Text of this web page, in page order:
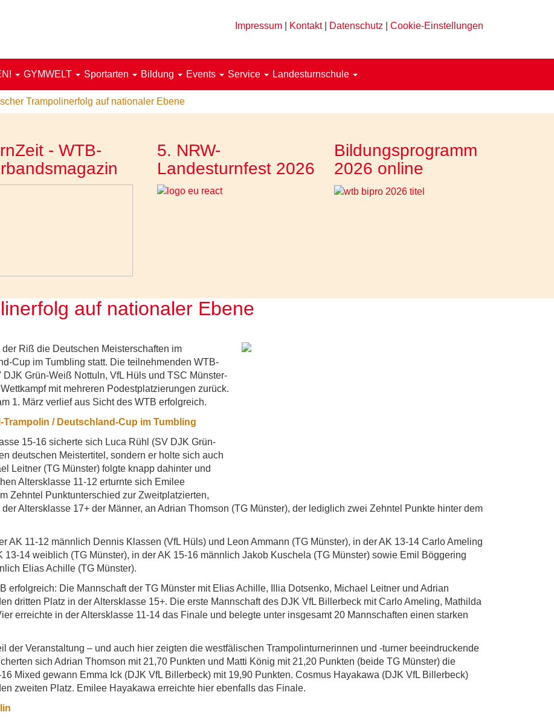
Impressum Kontakt| Datenschutz Cookie-Einstellungen
GYMWELT Sportarten Bildung Events Service Landesturnschule
Trampolinerfolg auf nationaler Ebene
- WTB-
5. NRW-
Landesturnfest 2026
Bildungsprogramm
2026 online
auf nationaler Ebene
Riß die Deutschen Meisterschaften im
Cup im Tumbling statt. Die teilnehmenden WTB-
Grün-Weiß Nottuln, VfL Hüls und TSC Münster-
mit mehreren Podestplatzierungen zurück.
1. März verlief aus Sicht des WTB erfolgreich.
/ Deutschland-Cup im Tumbling
15-16 sicherte sich Luca Rühl (SV DJK Grün-
deutschen Meistertitel, sondern er holte sich auch
Leitner (TG Münster) folgte knapp dahinter und
Altersklasse 11-12 erturnte sich Emilee
Zehntel Punktunterschied zur Zweitplatzierten,
Altersklasse 17+ der Männer, an Adrian Thomson (TG Münster), der lediglich zwei Zehntel Punkte hinter dem
AK 11-12 männlich Dennis Klassen (VfL Hüls) und Leon Ammann (TG Münster), in der AK 13-14 Carlo Ameling
14 weiblich (TG Münster), in der AK 15-16 männlich Jakob Kuschela (TG Münster) sowie Emil Böggering
Elias Achille (TG Münster).
erfolgreich: Die Mannschaft der TG Münster mit Elias Achille, Illia Dotsenko, Michael Leitner und Adrian
dritten Platz in der Altersklasse 15+. Die erste Mannschaft des DJK VfL Billerbeck mit Carlo Ameling, Mathilda
erreichte in der Altersklasse 11-14 das Finale und belegte unter insgesamt 20 Mannschaften einen starken
der Veranstaltung – und auch hier zeigten die westfälischen Trampolinturnerinnen und -turner beeindruckende
sich Adrian Thomson mit 21,70 Punkten und Matti König mit 21,20 Punkten (beide TG Münster) die
Mixed gewann Emma Ick (DJK VfL Billerbeck) mit 19,90 Punkten. Cosmus Hayakawa (DJK VfL Billerbeck)
zweiten Platz. Emilee Hayakawa erreichte hier ebenfalls das Finale.